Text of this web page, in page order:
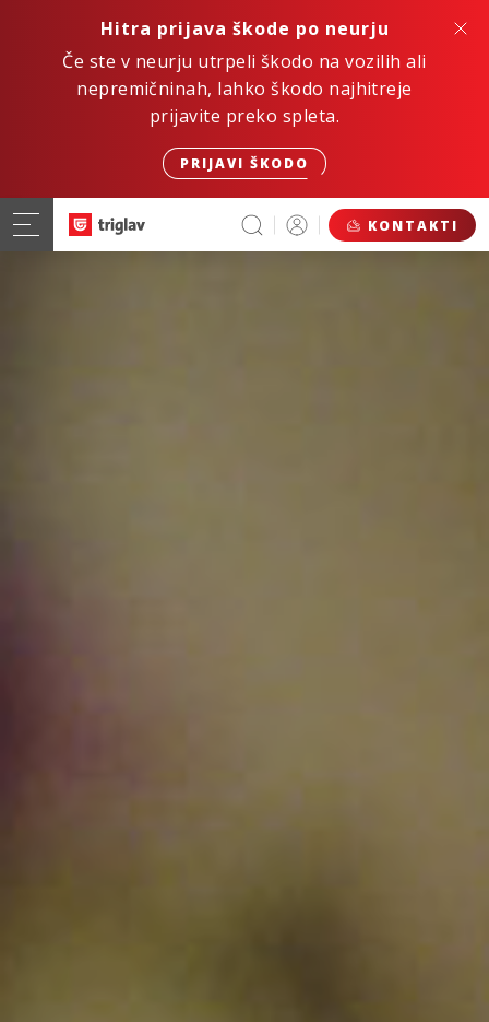
Hitra prijava škode po neurju
Če ste v neurju utrpeli škodo na vozilih ali
nepremičninah, lahko škodo najhitreje
prijavite preko spleta.
PRIJAVI ŠKODO
KONTAKTI